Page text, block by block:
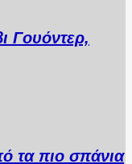
Γουόντερ,
τα πιο σπάνια